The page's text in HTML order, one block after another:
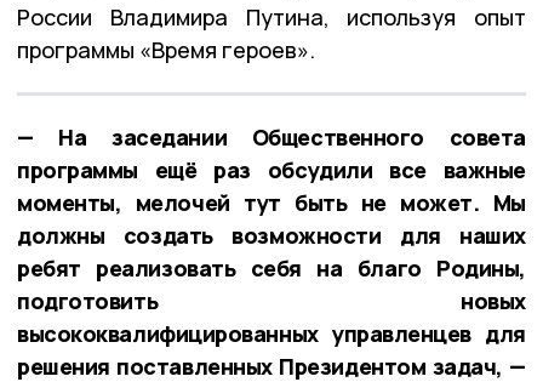
России Владимира Путина, используя опыт
программы «Время героев».
— На заседании Общественного совета
программы ещё раз обсудили все важные
моменты, мелочей тут быть не может. Мы
должны создать возможности для наших
ребят реализовать себя на благо Родины,
подготовить новых
высококвалифицированных управленцев для
решения поставленных Президентом задач, —